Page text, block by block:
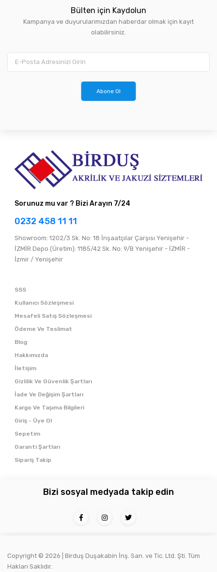
Bülten için Kaydolun
Kampanya ve duyurularımızdan haberdar olmak için kayıt
olabilirsiniz.
Abone Ol
Sorunuz mu var ? Bizi Arayın 7/24
0232 458 11 11
Showroom: 1202/3 Sk. No: 18 İnşaatçılar Çarşısı Yenişehir -
İZMİR Depo (Üretim): 1185/42 Sk. No: 9/B Yenişehir - İZMİR -
İzmir / Yenişehir
SSS
Kullanıcı Sözleşmesi
Mesafeli Satış Sözleşmesi
Ödeme Ve Teslimat
Blog
Hakkımızda
İletişim
Gizlilik Ve Güvenlik Şartları
İade Ve Değişim Şartları
Kargo Ve Taşıma Bilgileri
Giriş - Üye Ol
Sepetim
Garanti Şartları
Sipariş Takip
Bizi sosyal medyada takip edin
Copyright © 2026 | Birduş Duşakabin İnş. San. ve Tic. Ltd. Şti. Tüm
Hakları Saklıdır.